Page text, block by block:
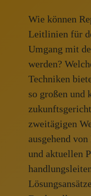
Wie können
Leitlinien für
Umgang mit
werden?
Techniken
so großen und
zweitägigen
ausgehend
und aktuellen